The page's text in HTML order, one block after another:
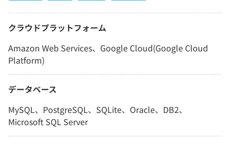
クラウドプラットフォーム
Amazon Web Services、Google Cloud(Google Cloud
Platform)
データベース
MySQL、PostgreSQL、SQLite、Oracle、DB2、
Microsoft SQL Server